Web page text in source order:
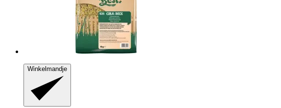
Winkelmandje